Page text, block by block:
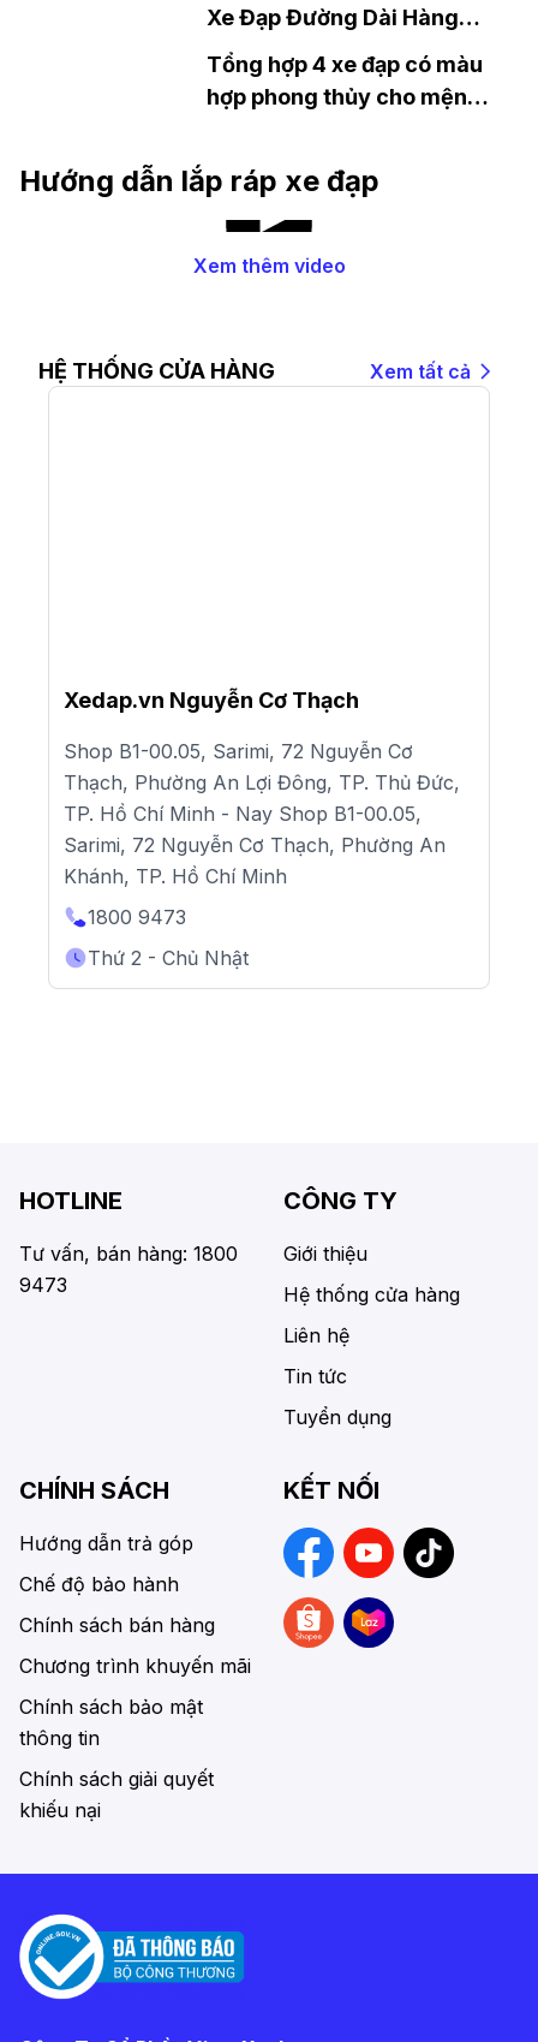
Xe Đạp Đường Dài Hàng
Trăm Km
Tổng hợp 4 xe đạp có màu
hợp phong thủy cho mệnh
Hướng dẫn lắp ráp xe đạp
Xem thêm video
HỆ THỐNG CỬA HÀNG Xem tất cả
Xedap.vn Nguyễn Cơ Thạch
Shop B1-00.05, Sarimi, 72 Nguyễn Cơ
Thạch, Phường An Lợi Đông, TP. Thủ Đức,
TP. Hồ Chí Minh - Nay Shop B1-00.05,
Sarimi, 72 Nguyễn Cơ Thạch, Phường An
Khánh, TP. Hồ Chí Minh
1800 9473
Thứ 2 - Chủ Nhật
HOTLINE
Tư vấn, bán hàng: 1800
9473
CÔNG TY
Giới thiệu
Hệ thống cửa hàng
Liên hệ
Tin tức
Tuyển dụng
CHÍNH SÁCH
Hướng dẫn trả góp
Chế độ bảo hành
Chính sách bán hàng
Chương trình khuyến mãi
Chính sách bảo mật
thông tin
Chính sách giải quyết
khiếu nại
KẾT NỐI